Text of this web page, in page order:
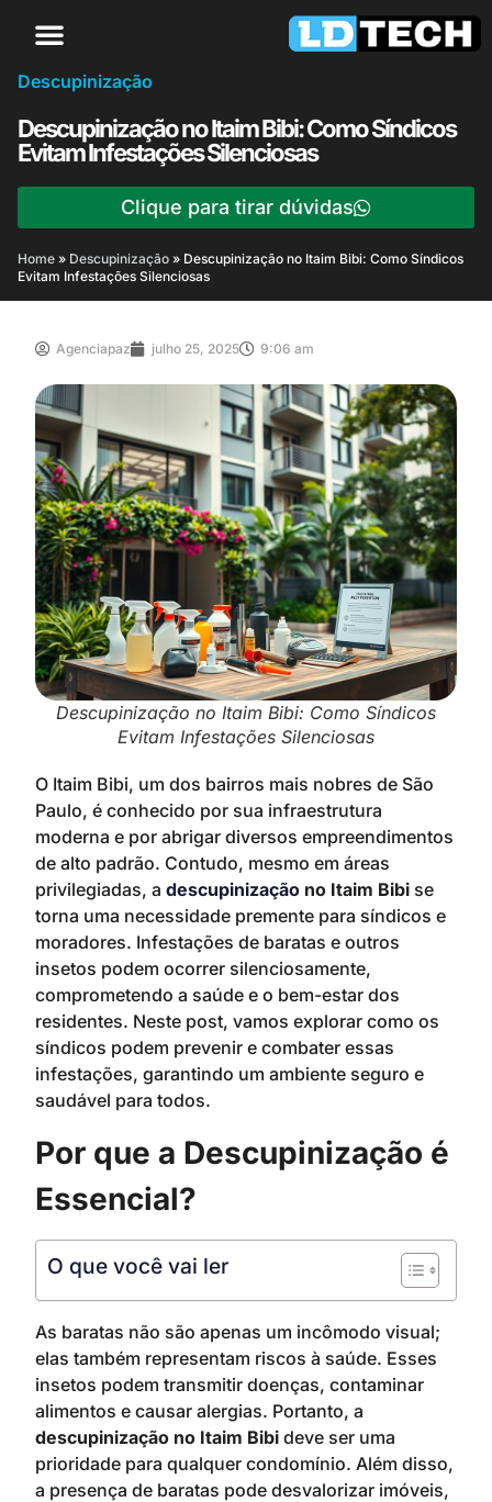
Descupinização
Descupinização no Itaim Bibi: Como Síndicos
Evitam Infestações Silenciosas
Clique para tirar dúvidas
Home » Descupinização » Descupinização no Itaim Bibi: Como Síndicos
Evitam Infestações Silenciosas
Agenciapaz julho 25, 2025 9:06 am
Descupinização no Itaim Bibi: Como Síndicos
Evitam Infestações Silenciosas
O Itaim Bibi, um dos bairros mais nobres de São
Paulo, é conhecido por sua infraestrutura
moderna e por abrigar diversos empreendimentos
de alto padrão. Contudo, mesmo em áreas
privilegiadas, a descupinização no Itaim Bibi se
torna uma necessidade premente para síndicos e
moradores. Infestações de baratas e outros
insetos podem ocorrer silenciosamente,
comprometendo a saúde e o bem-estar dos
residentes. Neste post, vamos explorar como os
síndicos podem prevenir e combater essas
infestações, garantindo um ambiente seguro e
saudável para todos.
Por que a Descupinização é
Essencial?
O que você vai ler
As baratas não são apenas um incômodo visual;
elas também representam riscos à saúde. Esses
insetos podem transmitir doenças, contaminar
alimentos e causar alergias. Portanto, a
descupinização no Itaim Bibi deve ser uma
prioridade para qualquer condomínio. Além disso,
a presença de baratas pode desvalorizar imóveis,